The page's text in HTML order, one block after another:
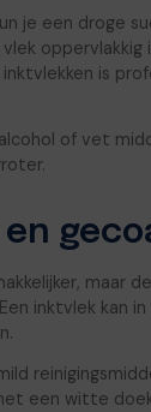
je een droge
oppervlakkig
is
of vet
en
maar
inktvlek kan
een witte